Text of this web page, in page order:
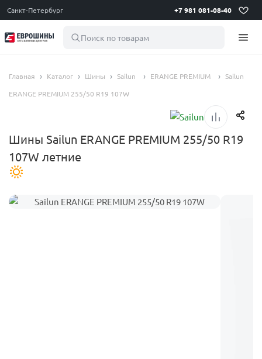
Санкт-Петербург +7 981 081-08-40
Поиск по товарам
Главная Каталог Шины Sailun ERANGE PREMIUM
Sailun
ERANGE PREMIUM 255/50 R19 107W
Шины Sailun ERANGE PREMIUM 255/50 R19
107W летние